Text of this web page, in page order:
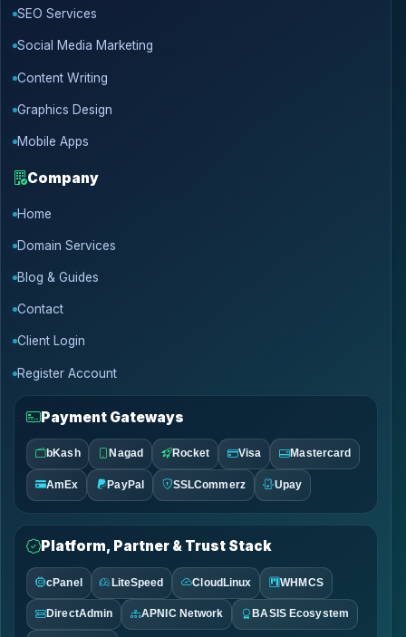
SEO Services
Social Media Marketing
Content Writing
Graphics Design
Mobile Apps
Company
Home
Domain Services
Blog & Guides
Contact
Client Login
Register Account
Payment Gateways
bKash Nagad Rocket Visa Mastercard
AmEx PayPal SSLCommerz Upay
Platform, Partner & Trust Stack
cPanel LiteSpeed CloudLinux WHMCS
DirectAdmin APNIC Network BASIS Ecosystem